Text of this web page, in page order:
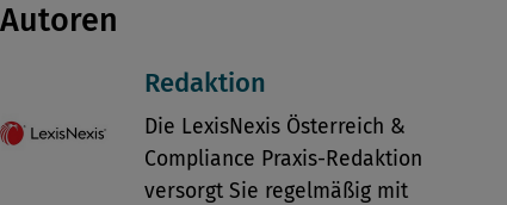
Autoren
Redaktion
Die LexisNexis Österreich &
Compliance Praxis-Redaktion
versorgt Sie regelmäßig mit